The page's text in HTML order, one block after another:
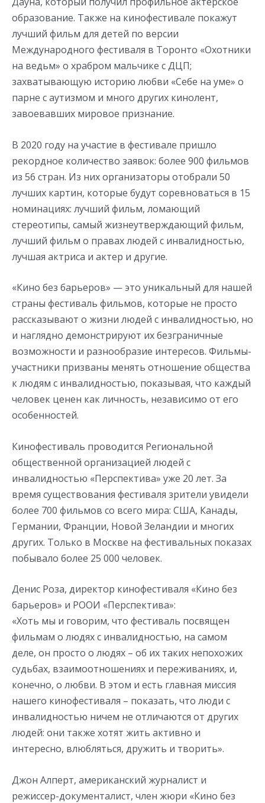
образование. Также на кинофестивале покажут
лучший фильм для детей по версии
Международного фестиваля в Торонто «Охотники
на ведьм» о храбром мальчике с ДЦП;
захватывающую историю любви «Себе на уме» о
парне с аутизмом и много других кинолент,
завоевавших мировое признание.
В 2020 году на участие в фестивале пришло
рекордное количество заявок: более 900 фильмов
из 56 стран. Из них организаторы отобрали 50
лучших картин, которые будут соревноваться в 15
номинациях: лучший фильм, ломающий
стереотипы, самый жизнеутверждающий фильм,
лучший фильм о правах людей с инвалидностью,
лучшая актриса и актер и другие.
«Кино без барьеров» — это уникальный для нашей
страны фестиваль фильмов, которые не просто
рассказывают о жизни людей с инвалидностью, но
и наглядно демонстрируют их безграничные
возможности и разнообразие интересов. Фильмы-
участники призваны менять отношение общества
к людям с инвалидностью, показывая, что каждый
человек ценен как личность, независимо от его
особенностей.
Кинофестиваль проводится Региональной
общественной организацией людей с
инвалидностью «Перспектива» уже 20 лет. За
время существования фестиваля зрители увидели
более 700 фильмов со всего мира: США, Канады,
Германии, Франции, Новой Зеландии и многих
других. Только в Москве на фестивальных показах
побывало более 25 000 человек.
Денис Роза, директор кинофестиваля «Кино без
барьеров» и РООИ «Перспектива»:
«Хоть мы и говорим, что фестиваль посвящен
фильмам о людях с инвалидностью, на самом
деле, он просто о людях – об их таких непохожих
судьбах, взаимоотношениях и переживаниях, и,
конечно, о любви. В этом и есть главная миссия
нашего кинофестиваля – показать, что люди с
инвалидностью ничем не отличаются от других
людей: они также хотят жить активно и
интересно, влюбляться, дружить и творить».
Джон Алперт, американский журналист и
режиссер-документалист, член жюри «Кино без